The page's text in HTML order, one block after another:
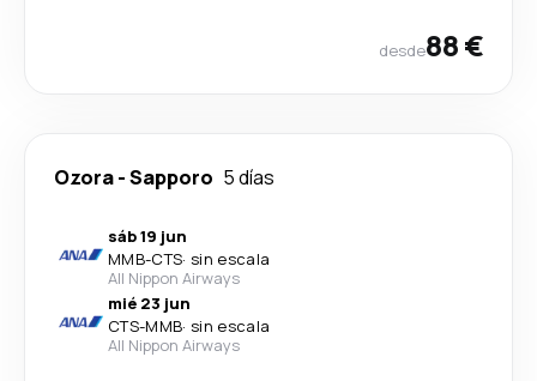
desde88 €
Ozora-Sapporo 5 días
sáb 19 jun
MMB-CTS· sin escala
All Nippon Airways
mié 23 jun
CTS-MMB· sin escala
All Nippon Airways